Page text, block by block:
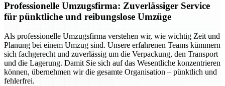
Professionelle Umzugsfirma: Zuverlässiger Service
für pünktliche und reibungslose Umzüge
Als professionelle Umzugsfirma verstehen wir, wie wichtig Zeit und
Planung bei einem Umzug sind. Unsere erfahrenen Teams kümmern
sich fachgerecht und zuverlässig um die Verpackung, den Transport
und die Lagerung. Damit Sie sich auf das Wesentliche konzentrieren
können, übernehmen wir die gesamte Organisation – pünktlich und
fehlerfrei.